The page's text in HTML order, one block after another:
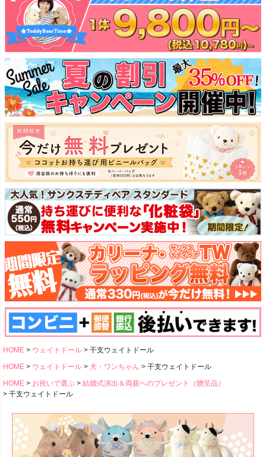
HOME ウェイトドール
干支ウェイトドール
HOME
ウェイトドール 犬・ワンちゃん
干支ウェイトドール
HOME
お祝いで選ぶ
結婚式演出＆両親へのプレゼント（贈呈品）
干支ウェイトドール